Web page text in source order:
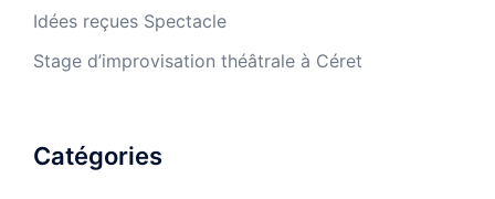
Idées reçues Spectacle
Stage d’improvisation théâtrale à Céret
Catégories